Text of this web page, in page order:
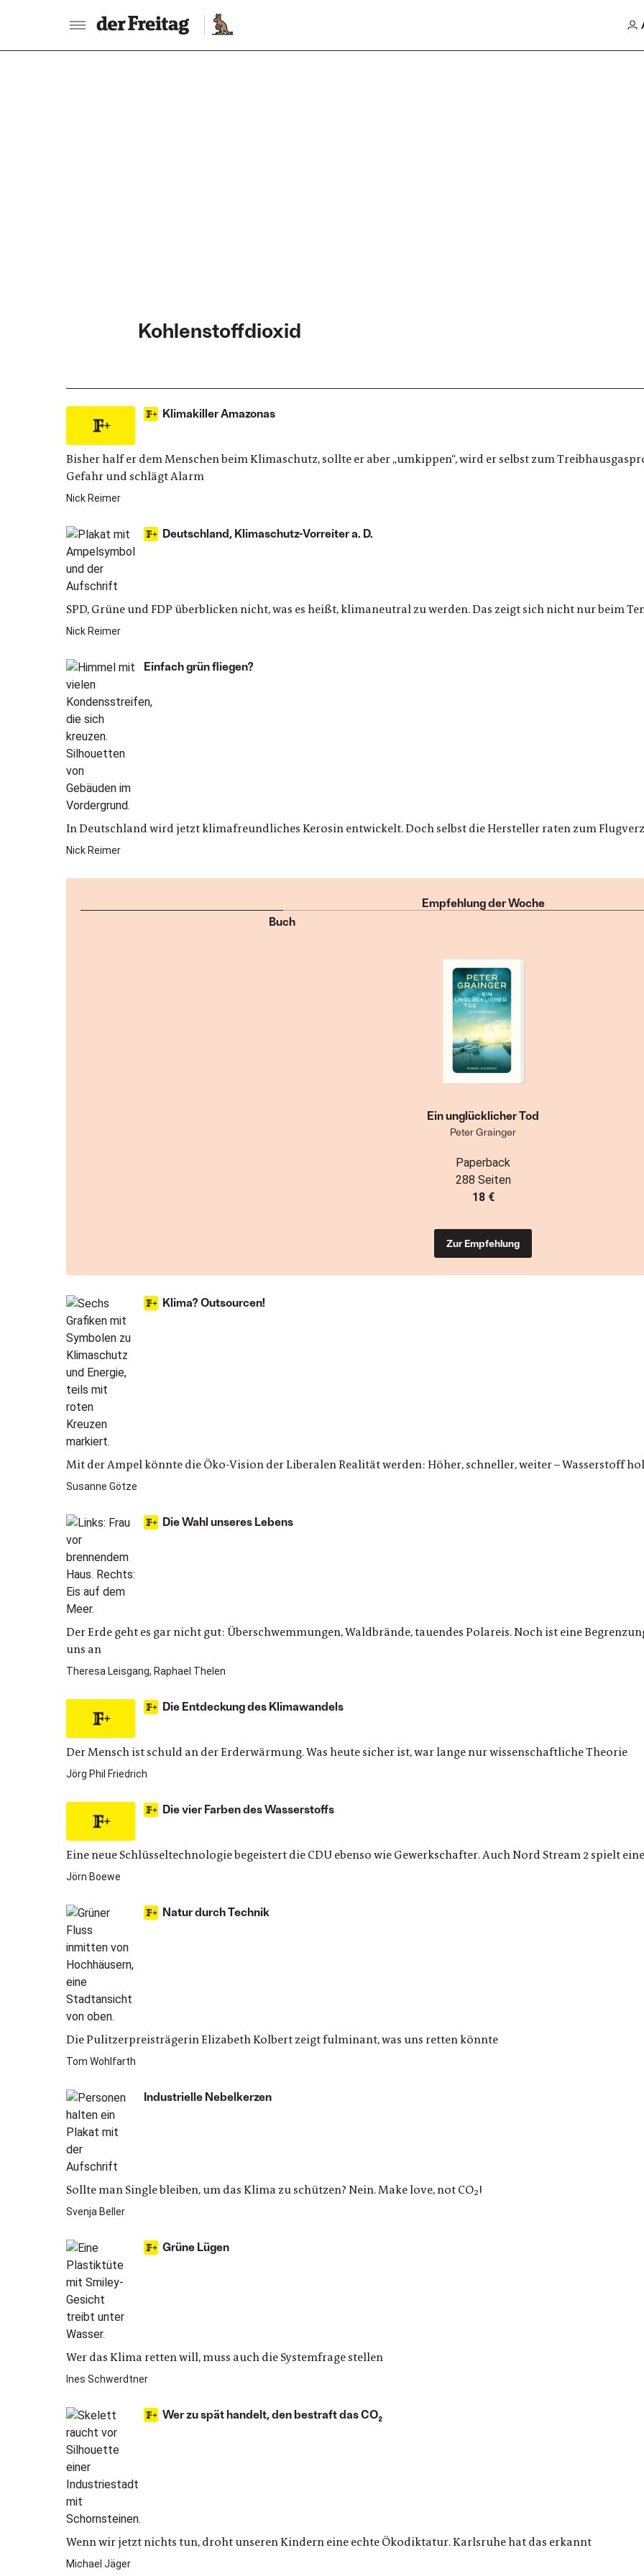
Kohlenstoffdioxid
Klimakiller Amazonas
Bisher half er dem Menschen beim Klimaschutz, sollte er aber „umkippen“, wird er selbst zum
Gefahr und schlägt Alarm
Nick Reimer
Deutschland, Klimaschutz-Vorreiter a. D.
SPD, Grüne und FDP überblicken nicht, was es heißt, klimaneutral zu werden. Das zeigt sich nicht nur beim
Nick Reimer
Einfach grün fliegen?
In Deutschland wird jetzt klimafreundliches Kerosin entwickelt. Doch selbst die Hersteller raten zum
Nick Reimer
Klima? Outsourcen!
Mit der Ampel könnte die Öko-Vision der Liberalen Realität werden: Höher, schneller, weiter – Wasserstoff
Susanne Götze
Die Wahl unseres Lebens
Der Erde geht es gar nicht gut: Überschwemmungen, Waldbrände, tauendes Polareis. Noch ist eine
uns an
Theresa Leisgang, Raphael Thelen
Die Entdeckung des Klimawandels
Der Mensch ist schuld an der Erderwärmung. Was heute sicher ist, war lange nur wissenschaftliche Theorie
Jörg Phil Friedrich
Die vier Farben des Wasserstoffs
Eine neue Schlüsseltechnologie begeistert die CDU ebenso wie Gewerkschafter. Auch Nord Stream 2 spielt
Jörn Boewe
Natur durch Technik
Die Pulitzerpreisträgerin Elizabeth Kolbert zeigt fulminant, was uns retten könnte
Tom Wohlfarth
Industrielle Nebelkerzen
Sollte man Single bleiben, um das Klima zu schützen? Nein. Make love, not CO₂!
Svenja Beller
Grüne Lügen
Wer das Klima retten will, muss auch die Systemfrage stellen
Ines Schwerdtner
Wer zu spät handelt, den bestraft das CO₂
Wenn wir jetzt nichts tun, droht unseren Kindern eine echte Ökodiktatur. Karlsruhe hat das erkannt
Michael Jäger
Empfehlung der Woche
Buch
Ein unglücklicher Tod
Peter Grainger
Paperback
288 Seiten
18 €
Zur Empfehlung